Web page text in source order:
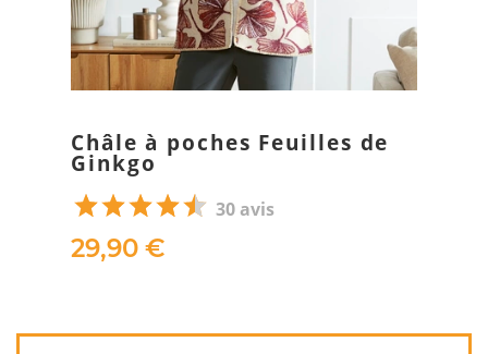
Châle à poches Feuilles de
Ginkgo
30 avis
29,90 €